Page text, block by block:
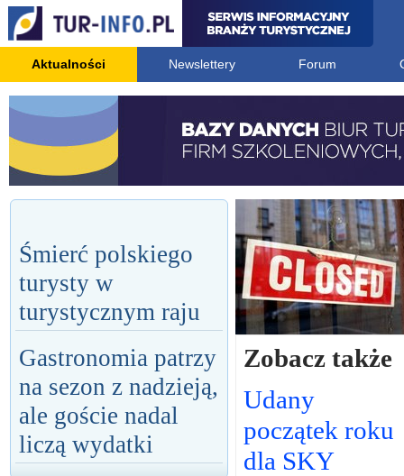
Aktualności Newslettery Forum
Śmierć polskiego
turysty w
turystycznym raju
Gastronomia patrzy
na sezon z nadzieją,
ale goście nadal
liczą wydatki
Zobacz także
Udany
początek roku
dla SKY